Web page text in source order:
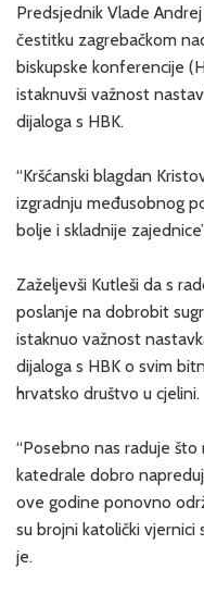
Predsjednik Vlade
čestitku zagrebačkom
biskupske konferencije
istaknuvši važnost
dijaloga s HBK.
“Kršćanski blagdan
izgradnju međusobnog
bolje i skladnije
Zaželjevši Kutleši da s
poslanje na dobrobit
istaknuo važnost
dijaloga s HBK o svim
hrvatsko društvo u cjelini.
“Posebno nas raduje
katedrale dobro
ove godine ponovno
su brojni katolički vjernici
je.